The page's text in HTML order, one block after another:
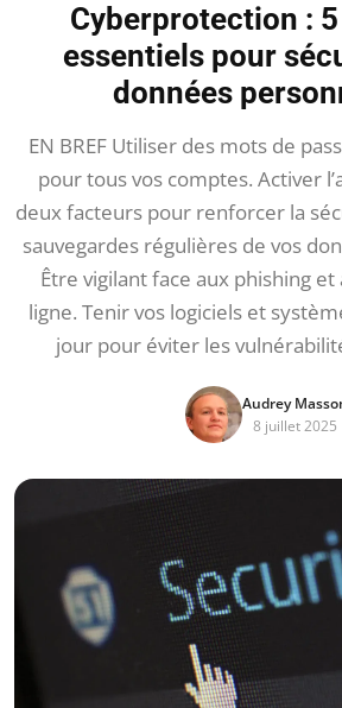
Cyberprotection :
essentiels pour
données
EN BREF Utiliser des mots de
pour tous vos comptes. Activer
deux facteurs pour renforcer la
sauvegardes régulières de vos
Être vigilant face aux phishing
ligne. Tenir vos logiciels et
jour pour éviter les
Audrey
8 juillet 2025